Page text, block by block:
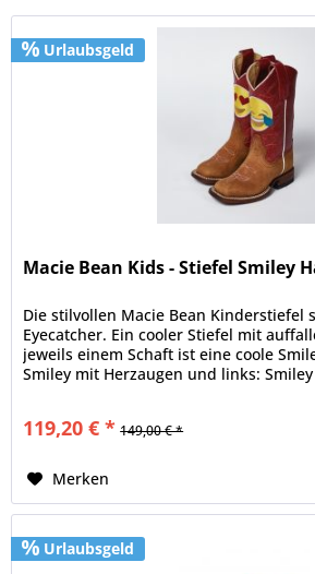
Urlaubsgeld
Macie Bean Kids - Stiefel Smiley
Die stilvollen Macie Bean Kinderstiefel
Eyecatcher. Ein cooler Stiefel mit
jeweils einem Schaft ist eine coole
Smiley mit Herzaugen und links:
119,20 € * 149,00 € *
Merken
Urlaubsgeld